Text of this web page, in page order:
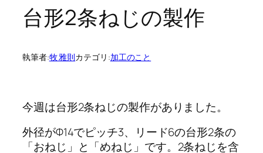
台形2条ねじの製作
執筆者:牧 雅則カテゴリ:加工のこと
今週は台形2条ねじの製作がありました。
外径がΦ14でピッチ3、リード6の台形2条の
「おねじ」と「めねじ」です。2条ねじを含